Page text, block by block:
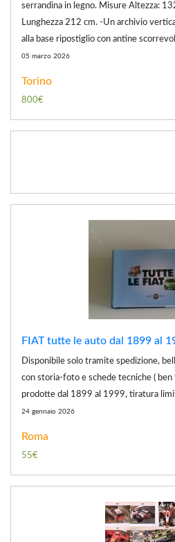
serrandina in legno. Misure Altezza:
Lunghezza 212 cm. -Un archivio
alla base ripostiglio con antine
05 marzo 2026
Torino
800€
FIAT tutte le auto dal 1899 al
Disponibile solo tramite spedizione,
con storia-foto e schede tecniche (
prodotte dal 1899 al 1999, tiratura
24 gennaio 2026
Roma
55€